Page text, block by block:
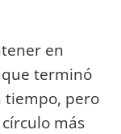
en
terminó
tiempo, pero
más